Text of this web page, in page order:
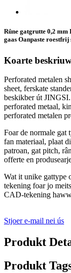
Rûne gatgrutte 0,2
gaas Oanpaste roestfrij
Koarte
Perforated metalen
sheet, ferskate
beskikber út
perforated metaal,
perforated metalen
Foar de normale gat
fan materiaal, plaat
patroan, gat pitch,
offerte en
Wat it unike gattype
tekening foar jo
CAD-tekening
Stjoer e-mail nei ús
Produkt
Produkt